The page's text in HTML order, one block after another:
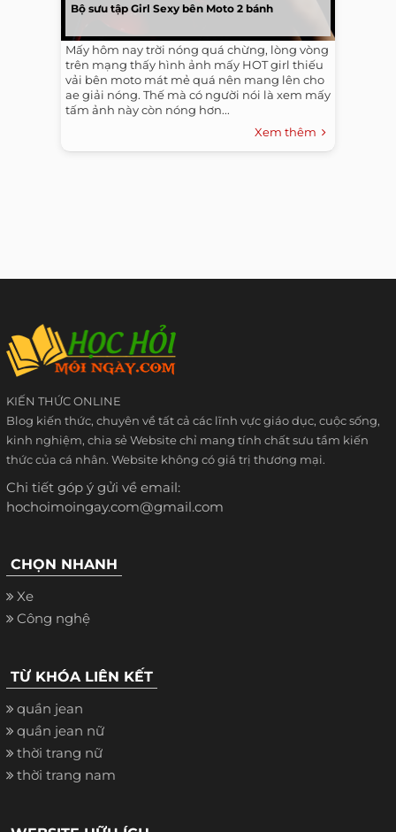
Bộ sưu tập Girl Sexy bên Moto 2 bánh
Mấy hôm nay trời nóng quá chừng, lòng vòng
trên mạng thấy hình ảnh mấy HOT girl thiếu
vải bên moto mát mẻ quá nên mang lên cho
ae giải nóng. Thế mà có người nói là xem mấy
tấm ảnh này còn nóng hơn...
Xem thêm
KIẾN THỨC ONLINE
Blog kiến thức, chuyên về tất cả các lĩnh vực giáo dục, cuộc sống,
kinh nghiệm, chia sẻ Website chỉ mang tính chất sưu tầm kiến
thức của cá nhân. Website không có giá trị thương mại.
Chi tiết góp ý gửi về email:
hochoimoingay.com@gmail.com
CHỌN NHANH
Xe
Công nghệ
TỪ KHÓA LIÊN KẾT
quần jean
quần jean nữ
thời trang nữ
thời trang nam